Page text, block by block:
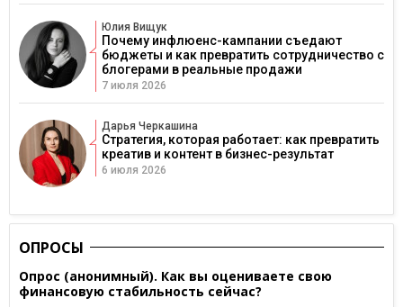
Юлия Вищук
Почему инфлюенс-кампании съедают
бюджеты и как превратить сотрудничество с
блогерами в реальные продажи
7 июля 2026
Дарья Черкашина
Стратегия, которая работает: как превратить
креатив и контент в бизнес-результат
6 июля 2026
ОПРОСЫ
Опрос (анонимный). Как вы оцениваете свою
финансовую стабильность сейчас?